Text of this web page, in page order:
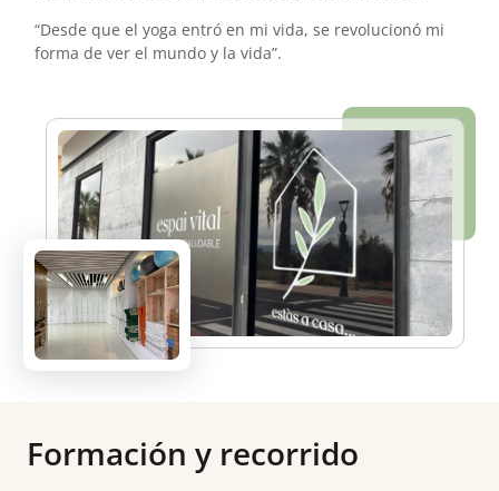
“Desde que el yoga entró en mi vida, se revolucionó mi
forma de ver el mundo y la vida”.
Formación y recorrido